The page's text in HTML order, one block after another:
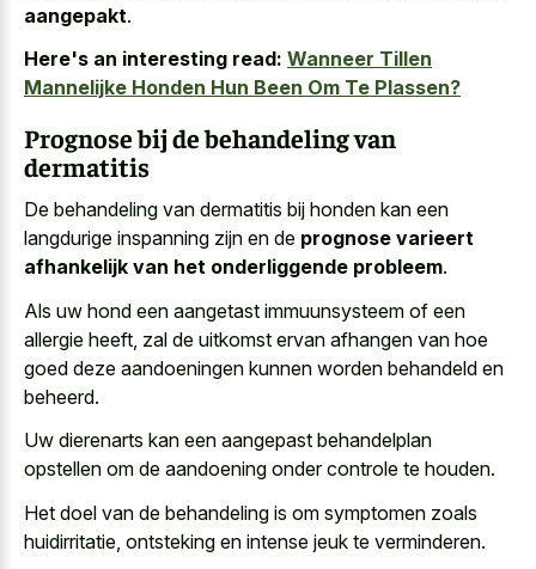
aangepakt.
Here's an interesting read: Wanneer Tillen
Mannelijke Honden Hun Been Om Te Plassen?
Prognose bij de behandeling van
dermatitis
De behandeling van dermatitis bij honden kan een
langdurige inspanning zijn en de prognose varieert
afhankelijk van het onderliggende probleem.
Als uw hond een aangetast immuunsysteem of een
allergie heeft, zal de uitkomst ervan afhangen van hoe
goed deze aandoeningen kunnen worden behandeld en
beheerd.
Uw dierenarts kan een aangepast behandelplan
opstellen om de aandoening onder controle te houden.
Het doel van de behandeling is om symptomen zoals
huidirritatie, ontsteking en intense jeuk te verminderen.